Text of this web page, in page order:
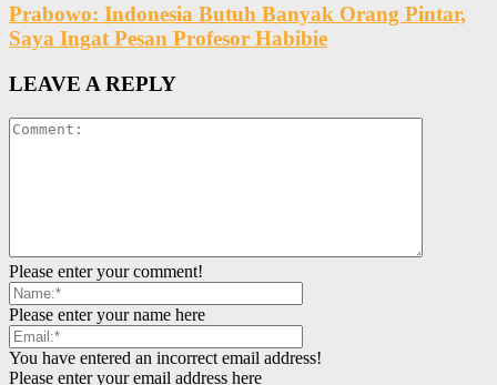
Prabowo: Indonesia Butuh Banyak Orang Pintar,
Saya Ingat Pesan Profesor Habibie
LEAVE A REPLY
Please enter your comment!
Please enter your name here
You have entered an incorrect email address!
Please enter your email address here